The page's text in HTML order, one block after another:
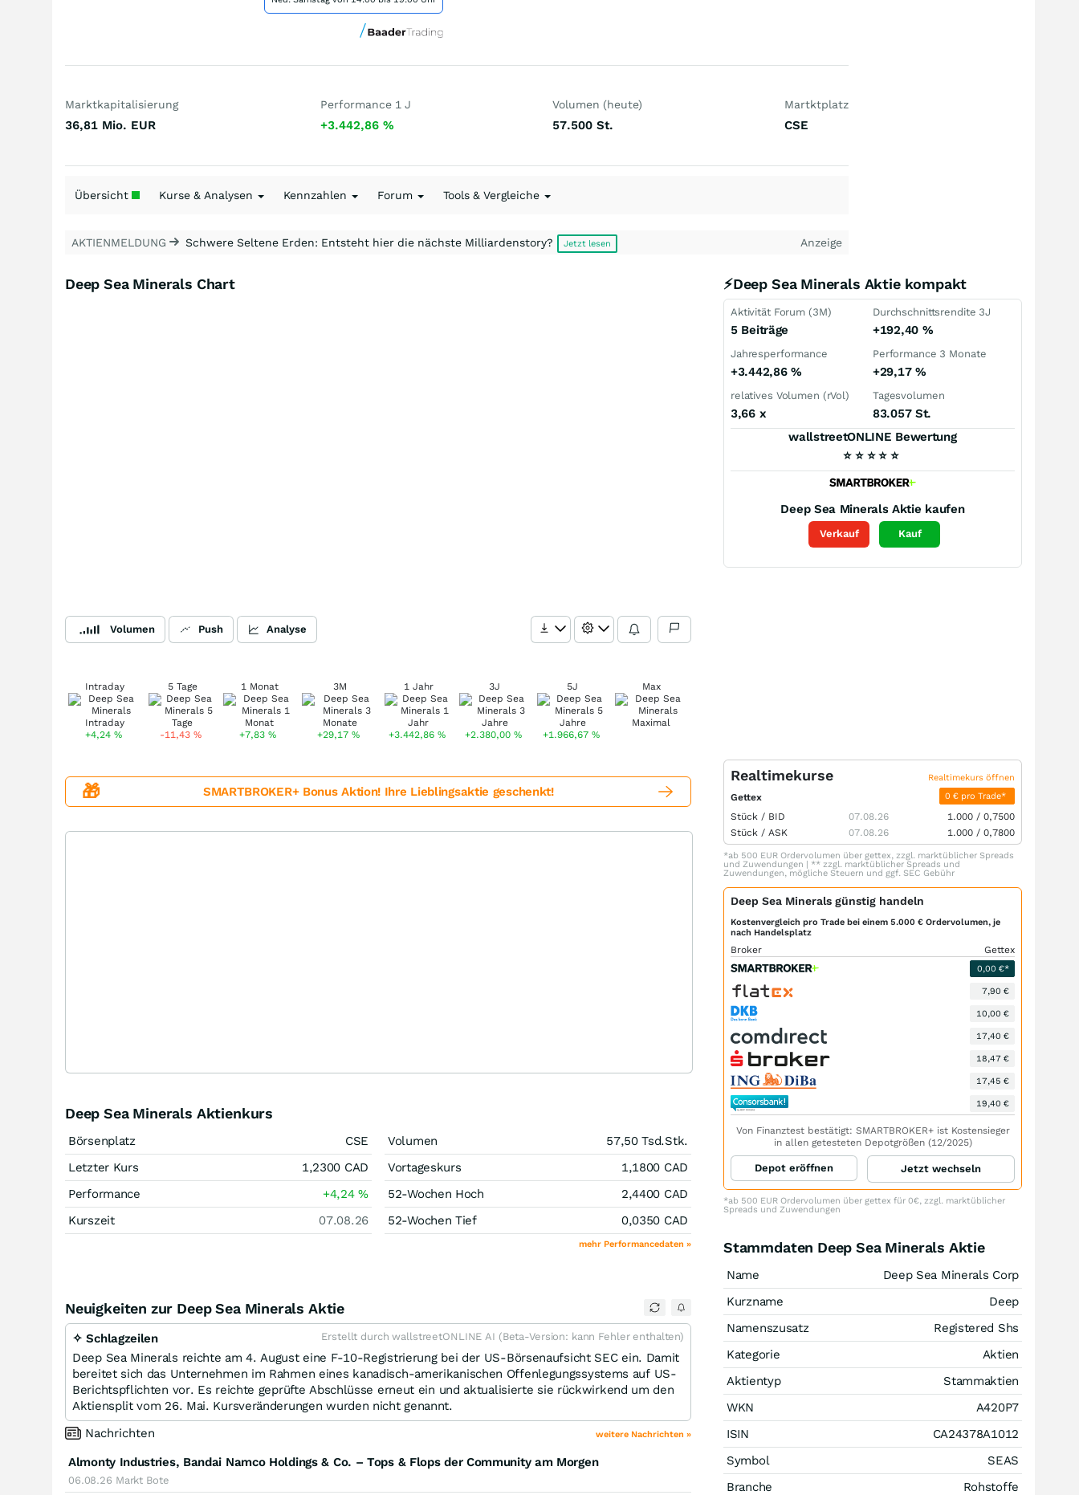
Marktkapitalisierung
36,81 Mio. EUR
Performance 1 J
+3.442,86 %
Volumen (heute)
57.500 St.
Martktplatz
CSE
Übersicht Kurse & Analysen Kennzahlen Forum Tools & Vergleiche
AKTIENMELDUNG Schwere Seltene Erden: Entsteht hier die nächste Milliardenstory? Jetzt lesen Anzeige
Deep Sea Minerals Chart
Volumen Push Analyse
Intraday
+4,24 %
5 Tage
-11,43%
1 Monat
+7,83%
3M
+29,17%
1 Jahr
+3.442,86 %
3J
+2.380,00 %
5J
+1.966,67 %
Max
⚡Deep Sea Minerals Aktie kompakt
Aktivität Forum (3M)
5 Beiträge
Durchschnittsrendite 3J
+192,40 %
Jahresperformance
+3.442,86 %
Performance 3 Monate
+29,17 %
relatives Volumen (rVol)
3,66 x
Tagesvolumen
83.057 St.
wallstreetONLINE Bewertung
⭐ ⭐ ⭐ ⭐ ⭐
Deep Sea Minerals Aktie kaufen
Verkauf Kauf
🎁 SMARTBROKER+ Bonus Aktion! Ihre Lieblingsaktie geschenkt!
Deep Sea Minerals Aktienkurs
Börsenplatz
CSE
Letzter Kurs
1,2300 CAD
Performance
+4,24%
Kurszeit
07.08.26
Volumen 57,50 Tsd.Stk.
Vortageskurs
1,1800 CAD
52-Wochen Hoch
2,4400 CAD
52-Wochen Tief
0,0350 CAD
mehr Performancedaten »
Neuigkeiten zur Deep Sea Minerals Aktie
✧ Schlagzeilen Erstellt durch wallstreetONLINE AI (Beta-Version: kann Fehler enthalten)
Deep Sea Minerals reichte am 4. August eine F-10-Registrierung bei der US-Börsenaufsicht SEC ein. Damit
bereitet sich das Unternehmen im Rahmen eines kanadisch-amerikanischen Offenlegungssystems auf US-
Berichtspflichten vor. Es reichte geprüfte Abschlüsse erneut ein und aktualisierte sie rückwirkend um den
Aktiensplit vom 26. Mai. Kursveränderungen wurden nicht genannt.
Nachrichten
weitere Nachrichten »
Almonty Industries, Bandai Namco Holdings & Co. – Tops & Flops der Community am Morgen
06.08.26 Markt Bote
Realtimekurse Realtimekurs öffnen
Gettex 0 € pro Trade*
Stück / BID 07.08.26 1.000 / 0,7500
Stück / ASK 07.08.26 1.000 / 0,7800
*ab 500 EUR Ordervolumen über gettex, zzgl. marktüblicher Spreads
und Zuwendungen | ** zzgl. marktüblicher Spreads und
Zuwendungen, mögliche Steuern und ggf. SEC Gebühr
Deep Sea Minerals günstig handeln
Kostenvergleich pro Trade bei einem 5.000 € Ordervolumen, je
nach Handelsplatz
Broker Gettex
0,00 €*
7,90 €
10,00 €
17,40 €
18,47 €
17,45 €
19,40 €
Von Finanztest bestätigt: SMARTBROKER+ ist Kostensieger
in allen getesteten Depotgrößen (12/2025)
Depot eröffnen Jetzt wechseln
*ab 500 EUR Ordervolumen über gettex für 0€, zzgl. marktüblicher
Spreads und Zuwendungen
Stammdaten Deep Sea Minerals Aktie
Name
Deep Sea Minerals Corp
Kurzname
Deep
Namenszusatz
Registered Shs
Kategorie
Aktien
Aktientyp
Stammaktien
WKN
A420P7
ISIN
CA24378A1012
Symbol
SEAS
Branche
Rohstoffe